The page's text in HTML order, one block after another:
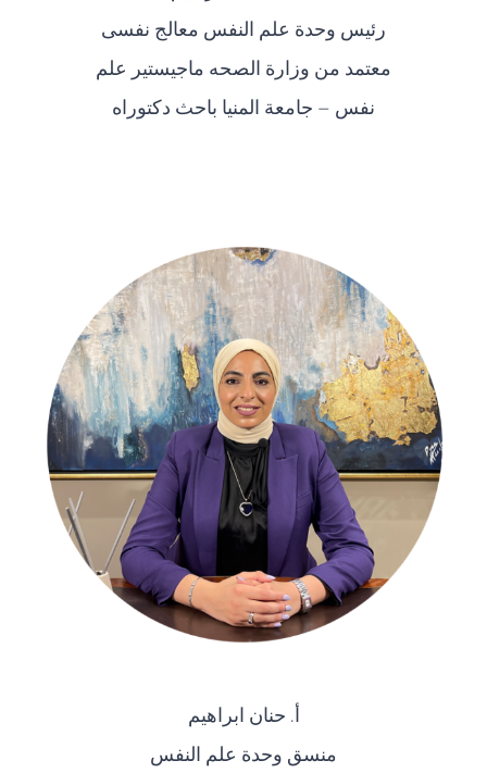
رئيس وحدة علم النفس معالج نفسى
معتمد من وزارة الصحه ماجيستير علم
نفس – جامعة المنيا باحث دكتوراه
أ. حنان ابراهيم
منسق وحدة علم النفس